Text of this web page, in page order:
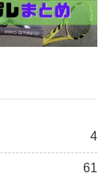
4
61